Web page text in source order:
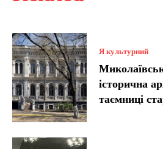
Я культурний
історична
таємниці